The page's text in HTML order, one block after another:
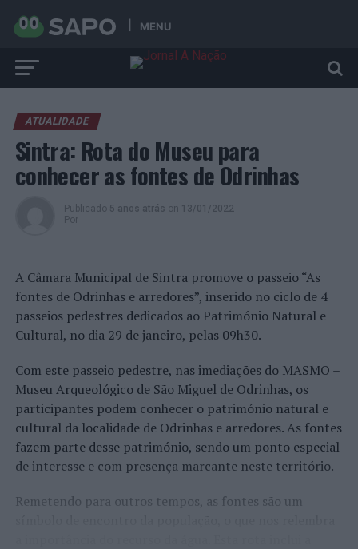
MENU
ATUALIDADE
Sintra: Rota do Museu para
conhecer as fontes de Odrinhas
Publicado 5 anos atrás on 13/01/2022
Por
A Câmara Municipal de Sintra promove o passeio “As
fontes de Odrinhas e arredores”, inserido no ciclo de 4
passeios pedestres dedicados ao Património Natural e
Cultural, no dia 29 de janeiro, pelas 09h30.
Com este passeio pedestre, nas imediações do MASMO –
Museu Arqueológico de São Miguel de Odrinhas, os
participantes podem conhecer o património natural e
cultural da localidade de Odrinhas e arredores. As fontes
fazem parte desse património, sendo um ponto especial
de interesse e com presença marcante neste território.
Remetendo para outros tempos, as fontes são um